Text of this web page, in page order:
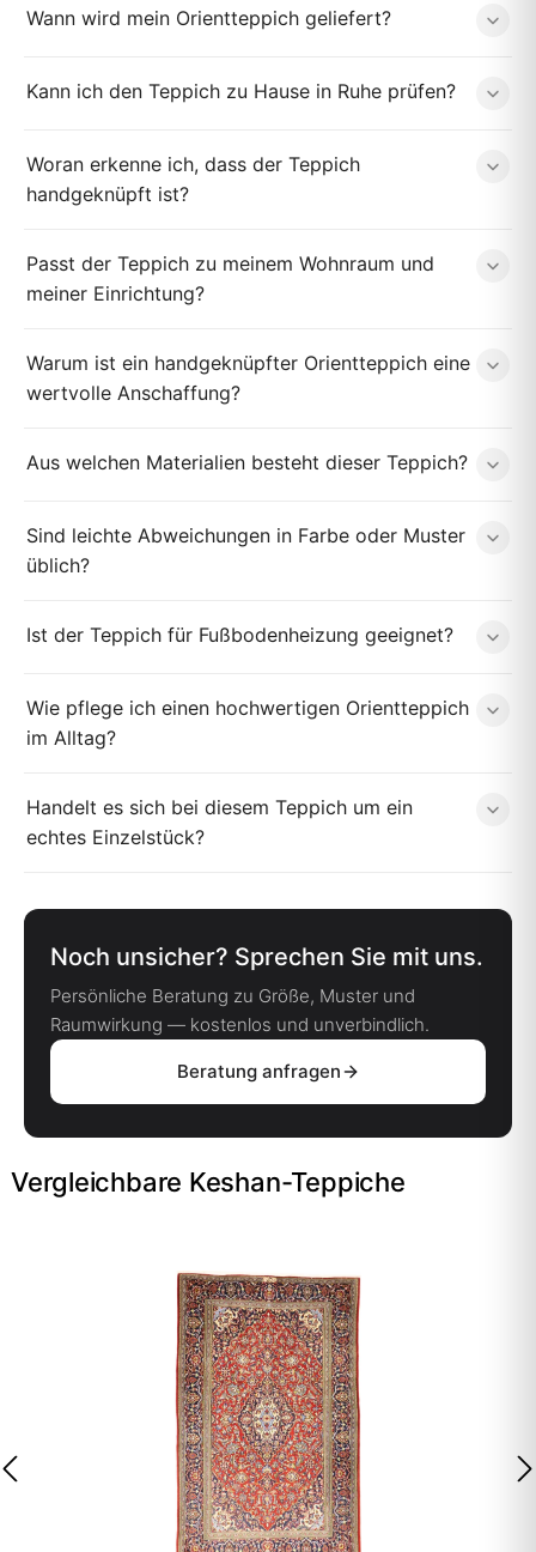
Wann wird mein Orientteppich geliefert?
Kann ich den Teppich zu Hause in Ruhe prüfen?
Woran erkenne ich, dass der Teppich
handgeknüpft ist?
Passt der Teppich zu meinem Wohnraum und
meiner Einrichtung?
Warum ist ein handgeknüpfter Orientteppich eine
wertvolle Anschaffung?
Aus welchen Materialien besteht dieser Teppich?
Sind leichte Abweichungen in Farbe oder Muster
üblich?
Ist der Teppich für Fußbodenheizung geeignet?
Wie pflege ich einen hochwertigen Orientteppich
im Alltag?
Handelt es sich bei diesem Teppich um ein
echtes Einzelstück?
Noch unsicher? Sprechen Sie mit uns.
Persönliche Beratung zu Größe, Muster und
Raumwirkung — kostenlos und unverbindlich.
Beratung anfragen
Vergleichbare Keshan-Teppiche